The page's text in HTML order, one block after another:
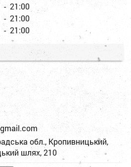
- 21:00
- 21:00
- 21:00
mail.com
обл., Кропивницький,
шлях, 210